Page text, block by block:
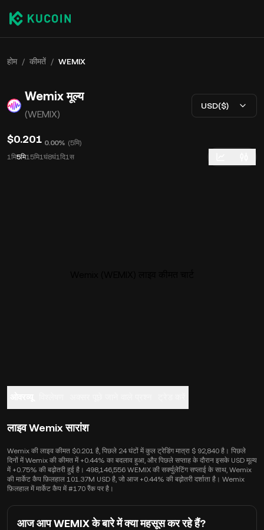
होम / कीमतें / WEMIX
Wemix मूल्य
(WEMIX)
USD($)
$0.201 0.00% (5मि)
1मि5मि15मि1घं8घं1दि1स
लाइव Wemix सारांश
Wemix की लाइव कीमत $0.201 है, पिछले 24 घंटों में कुल ट्रेडिंग मात्रा $ 92,840 है। पिछले
दिनों में Wemix की कीमत में +0.44% का बदलाव हुआ, और पिछले सप्ताह के दौरान इसके USD मूल्य
में +0.75% की बढ़ोतरी हुई है। 498,146,556 WEMIX की सर्क्युलेटिंग सप्लाई के साथ, Wemix
की मार्केट कैप फ़िलहाल 101.37M USD है, जो आज +0.44% की बढ़ोतरी दर्शाता है। Wemix
फ़िलहाल में मार्केट कैप में #170 रैंक पर है।
आज आप WEMIX के बारे में क्या महसूस कर रहे हैं?